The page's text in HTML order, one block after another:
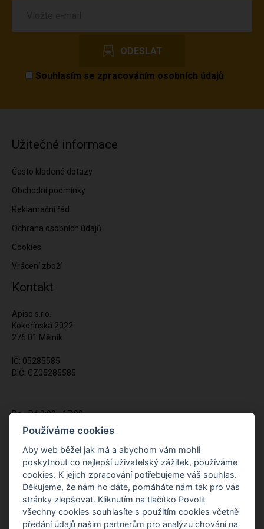
Souhlasím se zpracováním osobních údajů
Užitečné informace
Často kladené dotazy
Obchodní podmínky
Reklamační řád
Ochrana osobních údajů
Cookies
Vrácení zboží
Kontakt
Apiso s.r.o.
Kokořínská 2022
276 01 Mělník
IČ: 05285585
DIČ: CZ05285585
Po - Pá 9:00 - 17:00
(12:00 - 12:30 pauza)
Napište nám kdykoliv!
info@apiso.cz
Používáme cookies
Aby web běžel jak má a abychom vám mohli
poskytnout co nejlepší uživatelský zážitek, používáme
cookies. K jejich zpracování potřebujeme váš souhlas.
Děkujeme, že nám ho dáte, pomáháte nám tak pro vás
stránky zlepšovat. Kliknutím na tlačítko Povolit
všechny cookies souhlasíte s použitím cookies včetně
předání údajů našim partnerům pro analýzu chování na